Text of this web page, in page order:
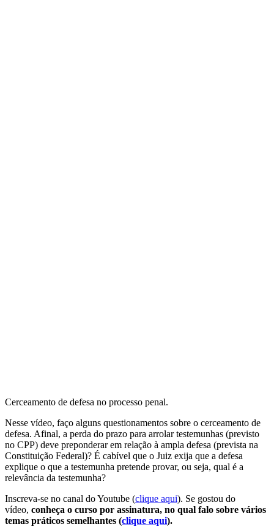
Cerceamento de defesa no processo penal.
Nesse vídeo, faço alguns questionamentos sobre o cerceamento de
defesa. Afinal, a perda do prazo para arrolar testemunhas (previsto
no CPP) deve preponderar em relação à ampla defesa (prevista na
Constituição Federal)? É cabível que o Juiz exija que a defesa
explique o que a testemunha pretende provar, ou seja, qual é a
relevância da testemunha?
Inscreva-se no canal do Youtube (clique aqui). Se gostou do
vídeo, conheça o curso por assinatura, no qual falo sobre vários
temas práticos semelhantes (clique aqui).